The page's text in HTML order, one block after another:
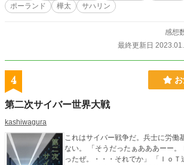
ポーランド
樺太 サハリン
感想
最終更新日
4
第二次サイバー世界大戦
kashiwagura
これはサイバー戦争だ。兵士に労働
ない。 「そうだったぁあああーー。ＩｏＴ追跡システムがあ
ったぜ。・・・それでか」 「Ｉｏ